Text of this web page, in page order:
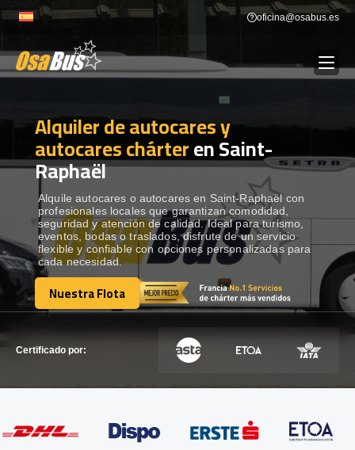
to
oficina@osabus.es
ALQUILER DE AUTOCARES
DESTINOS Show dropdown
RECORRIDAS Show dropdown
FLOTA
Alquiler de autocares y
autocares chárteren Saint-
Raphaël
Alquile autocares o autocares en Saint-Raphaël con
profesionales locales que garantizan comodidad,
seguridad y atención de calidad. Ideal para turismo,
eventos, bodas o traslados, disfrute de un servicio
flexible y confiable con opciones personalizadas para
cada necesidad.
Nuestra Flota
Nuestra Flota
Certificado por: